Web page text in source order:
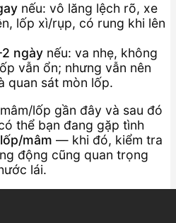
nếu: vô lăng lệch rõ, xe
lốp xì/rụp, có rung khi lên
ngày nếu: va nhẹ, không
vẫn ổn; nhưng vẫn nên
quan sát mòn lốp.
lốp gần đây và sau đó
thể bạn đang gặp tình
mâm — khi đó, kiểm tra
động cũng quan trọng
lái.